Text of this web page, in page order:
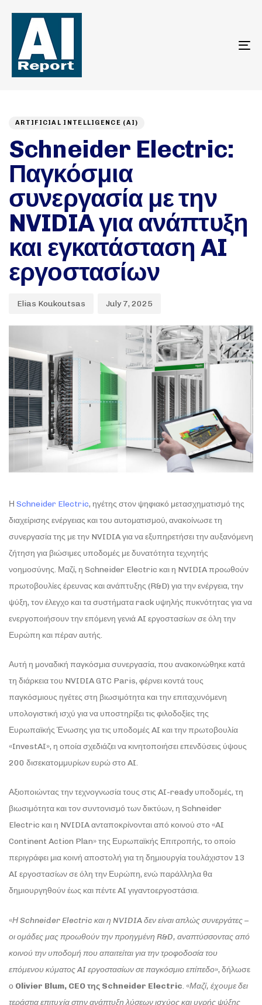
ARTIFICIAL INTELLIGENCE (AI)
Schneider Electric:
Παγκόσμια
συνεργασία με την
NVIDIA για ανάπτυξη
και εγκατάσταση AI
εργοστασίων
Elias Koukoutsas July 7, 2025
Η Schneider Electric, ηγέτης στον ψηφιακό μετασχηματισμό της
διαχείρισης ενέργειας και του αυτοματισμού, ανακοίνωσε τη
συνεργασία της με την NVIDIA για να εξυπηρετήσει την αυξανόμενη
ζήτηση για βιώσιμες υποδομές με δυνατότητα τεχνητής
νοημοσύνης. Μαζί, η Schneider Electric και η NVIDIA προωθούν
πρωτοβουλίες έρευνας και ανάπτυξης (R&D) για την ενέργεια, την
ψύξη, τον έλεγχο και τα συστήματα rack υψηλής πυκνότητας για να
ενεργοποιήσουν την επόμενη γενιά AI εργοστασίων σε όλη την
Ευρώπη και πέραν αυτής.
Αυτή η μοναδική παγκόσμια συνεργασία, που ανακοινώθηκε κατά
τη διάρκεια του NVIDIA GTC Paris, φέρνει κοντά τους
παγκόσμιους ηγέτες στη βιωσιμότητα και την επιταχυνόμενη
υπολογιστική ισχύ για να υποστηρίξει τις φιλοδοξίες της
Ευρωπαϊκής Ένωσης για τις υποδομές AI και την πρωτοβουλία
«InvestAI», η οποία σχεδιάζει να κινητοποιήσει επενδύσεις ύψους
200 δισεκατομμυρίων ευρώ στο AI.
Αξιοποιώντας την τεχνογνωσία τους στις AI-ready υποδομές, τη
βιωσιμότητα και τον συντονισμό των δικτύων, η Schneider
Electric και η NVIDIA ανταποκρίνονται από κοινού στο «AI
Continent Action Plan» της Ευρωπαϊκής Επιτροπής, το οποίο
περιγράφει μια κοινή αποστολή για τη δημιουργία τουλάχιστον 13
AI εργοστασίων σε όλη την Ευρώπη, ενώ παράλληλα θα
δημιουργηθούν έως και πέντε AI γιγαντοεργοστάσια.
«ΗSchneiderElectric και η NVIDIAδεν είναι απλώς συνεργάτες –
οι ομάδες μας προωθούν την προηγμένη R&D, αναπτύσσοντας από
κοινού την υποδομή που απαιτείται για την τροφοδοσία του
επόμενου κύματοςAIεργοστασίων σε παγκόσμιο επίπεδο», δήλωσε
ο Olivier Blum, CEOτης Schneider Electric. «Μαζί, έχουμε δει
τεράστια επιτυχία στην ανάπτυξη λύσεων ισχύος και υγρής ψύξης